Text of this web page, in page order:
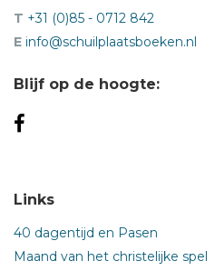
T +31 (0)85 - 0712 842
E info@schuilplaatsboeken.nl
Blijf op de hoogte:
Links
40 dagentijd en Pasen
Maand van het christelijke spel